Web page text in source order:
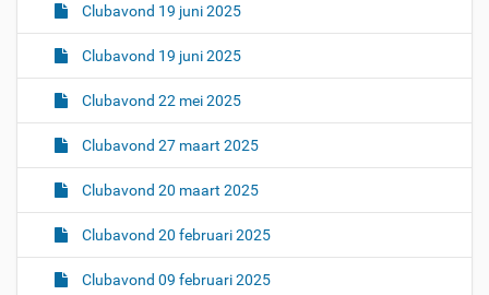
Clubavond 19 juni 2025
Clubavond 19 juni 2025
Clubavond 22 mei 2025
Clubavond 27 maart 2025
Clubavond 20 maart 2025
Clubavond 20 februari 2025
Clubavond 09 februari 2025